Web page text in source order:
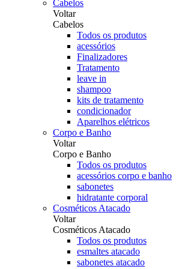
Cabelos
Voltar
Cabelos
Todos os produtos
acessórios
Finalizadores
Tratamento
leave in
shampoo
kits de tratamento
condicionador
Aparelhos elétricos
Corpo e Banho
Voltar
Corpo e Banho
Todos os produtos
acessórios corpo e banho
sabonetes
hidratante corporal
Cosméticos Atacado
Voltar
Cosméticos Atacado
Todos os produtos
esmaltes atacado
sabonetes atacado